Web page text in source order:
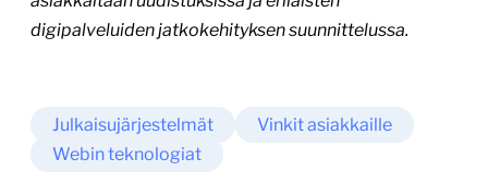
digipalveluiden jatkokehityksen suunnittelussa.
Julkaisujärjestelmät
Vinkit asiakkaille
Webin teknologiat